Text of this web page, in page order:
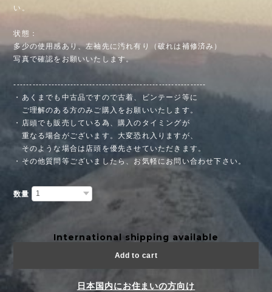
い。
状態：
多少の使用感あり、左袖先に汚れ有り（破れは補修済み）
写真で確認をお願いいたします。
-------------------------------------------------------------
・あくまでも中古品ですので古着、ビンテージ等に
ご理解のある方のみご購入をお願いいたします。
・店頭でも販売している為、購入のタイミングが
重なる場合がございます。大変恐れ入りますが、
そのような場合は店頭を優先させていただきます。
・その他質問等ございましたら、お気軽にお問い合わせ下さい。
数量
International shipping available
Add to cart
日本国内にお住まいの方向け